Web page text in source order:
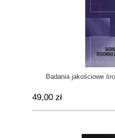
Badania jakościowe
49,00 zł